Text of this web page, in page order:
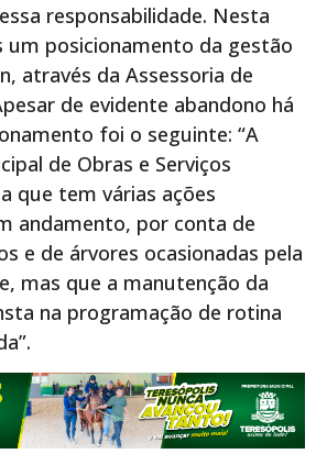
responsabilidade. Nesta
um posicionamento da gestão
através da Assessoria de
de evidente abandono há
foi o seguinte: “A
de Obras e Serviços
que tem várias ações
andamento, por conta de
e de árvores ocasionadas pela
mas que a manutenção da
na programação de rotina